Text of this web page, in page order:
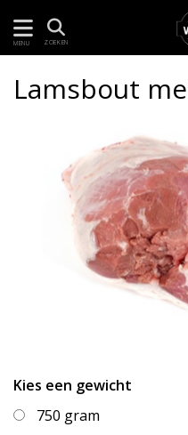
MENU ZOEKEN
Lamsbout
Kies een gewicht
750 gram